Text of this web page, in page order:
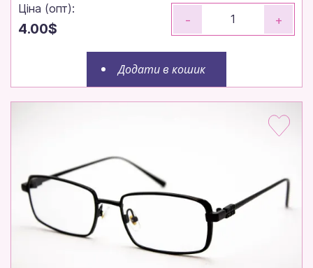
Ціна (опт):
4.00$
- +
Додати в кошик